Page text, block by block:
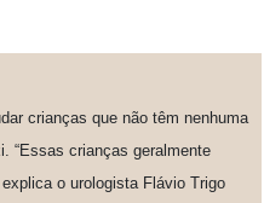
crianças que não têm nenhuma
“Essas crianças geralmente
o urologista Flávio Trigo